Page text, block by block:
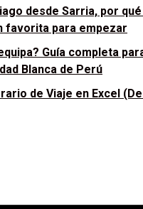
desde Sarria, por
favorita para empezar
Guía completa
Blanca de Perú
de Viaje en Excel